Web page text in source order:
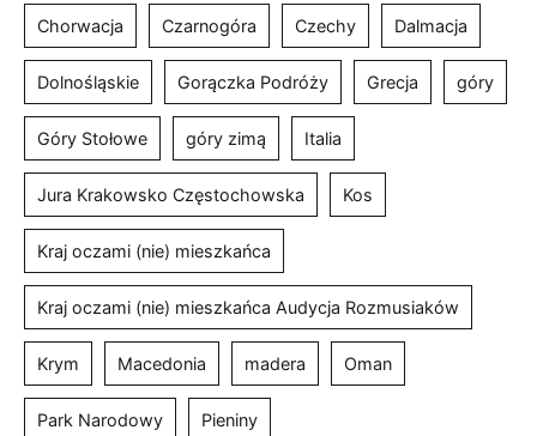
Chorwacja Czarnogóra Czechy Dalmacja
Dolnośląskie Gorączka Podróży Grecja góry
Góry Stołowe góry zimą Italia
Jura Krakowsko Częstochowska Kos
Kraj oczami (nie) mieszkańca
Kraj oczami (nie) mieszkańca Audycja Rozmusiaków
Krym Macedonia madera Oman
Park Narodowy Pieniny